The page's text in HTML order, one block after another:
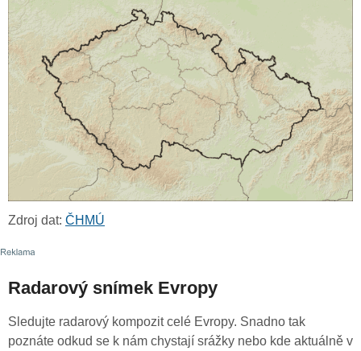
Zdroj dat: ČHMÚ
Radarový snímek Evropy
Sledujte radarový kompozit celé Evropy. Snadno tak
poznáte odkud se k nám chystají srážky nebo kde aktuálně v